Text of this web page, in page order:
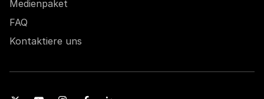
Medienpaket
FAQ
Kontaktiere uns